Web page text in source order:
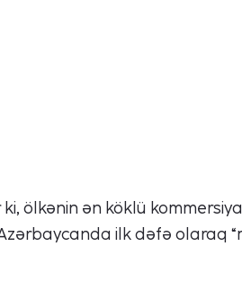
ölkənin ən köklü
ilk dəfə olaraq